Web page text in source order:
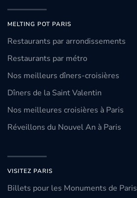
MELTING POT PARIS
Restaurants par arrondissements
Restaurants par métro
Nos meilleurs dîners-croisières
Dîners de la Saint Valentin
Nos meilleures croisières à Paris
Réveillons du Nouvel An à Paris
VISITEZ PARIS
Billets pour les Monuments de Paris